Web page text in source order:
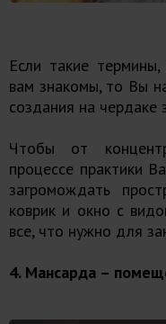
Если такие
вам знакомы, то Вы
создания на чердаке
Чтобы от
процессе практики
загромождать
коврик и окно с
все, что нужно для
4. Мансарда –